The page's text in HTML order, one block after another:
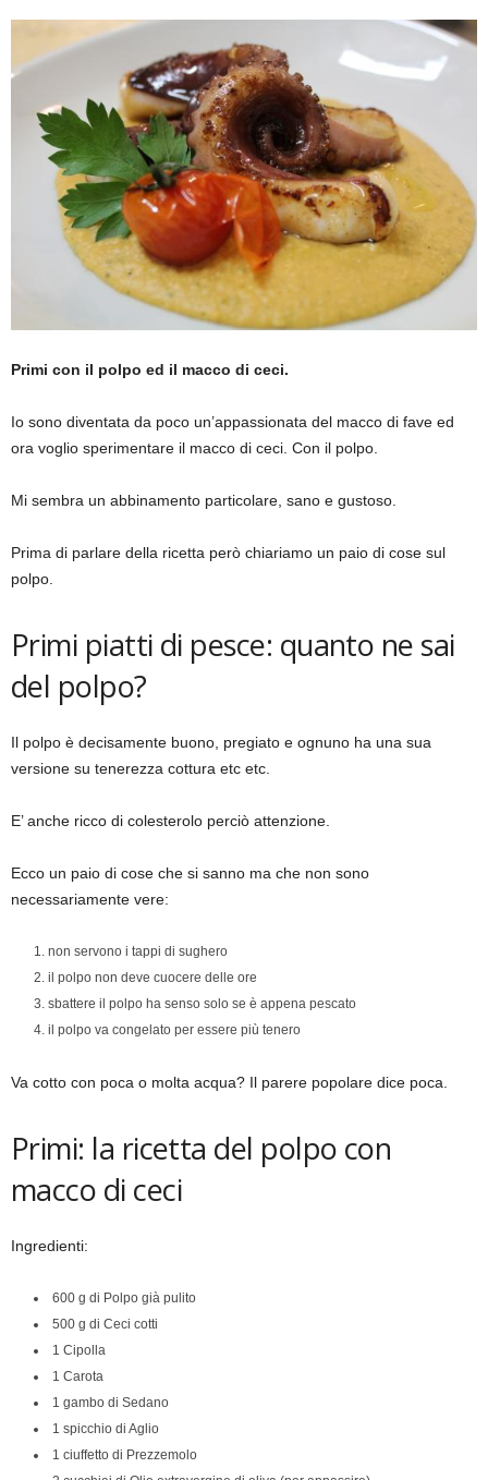
Primi con il polpo ed il macco di ceci.
Io sono diventata da poco un’appassionata del macco di fave ed
ora voglio sperimentare il macco di ceci. Con il polpo.
Mi sembra un abbinamento particolare, sano e gustoso.
Prima di parlare della ricetta però chiariamo un paio di cose sul
polpo.
Primi piatti di pesce: quanto ne sai
del polpo?
Il polpo è decisamente buono, pregiato e ognuno ha una sua
versione su tenerezza cottura etc etc.
E’ anche ricco di colesterolo perciò attenzione.
Ecco un paio di cose che si sanno ma che non sono
necessariamente vere:
non servono i tappi di sughero
il polpo non deve cuocere delle ore
sbattere il polpo ha senso solo se è appena pescato
il polpo va congelato per essere più tenero
Va cotto con poca o molta acqua? Il parere popolare dice poca.
Primi: la ricetta del polpo con
macco di ceci
Ingredienti:
600 g di Polpo già pulito
500 g di Ceci cotti
1 Cipolla
1 Carota
1 gambo di Sedano
1 spicchio di Aglio
1 ciuffetto di Prezzemolo